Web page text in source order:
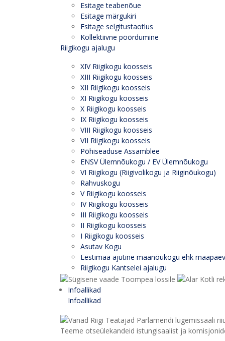
Esitage teabenõue
Esitage märgukiri
Esitage selgitustaotlus
Kollektiivne pöördumine
Riigikogu ajalugu
XIV Riigikogu koosseis
XIII Riigikogu koosseis
XII Riigikogu koosseis
XI Riigikogu koosseis
X Riigikogu koosseis
IX Riigikogu koosseis
VIII Riigikogu koosseis
VII Riigikogu koosseis
Põhiseaduse Assamblee
ENSV Ülemnõukogu / EV Ülemnõukogu
VI Riigikogu (Riigivolikogu ja Riiginõukogu)
Rahvuskogu
V Riigikogu koosseis
IV Riigikogu koosseis
III Riigikogu koosseis
II Riigikogu koosseis
I Riigikogu koosseis
Asutav Kogu
Eestimaa ajutine maanõukogu ehk maapäev
Riigikogu Kantselei ajalugu
Infoallikad
Infoallikad
Teeme otseülekandeid istungisaalist ja